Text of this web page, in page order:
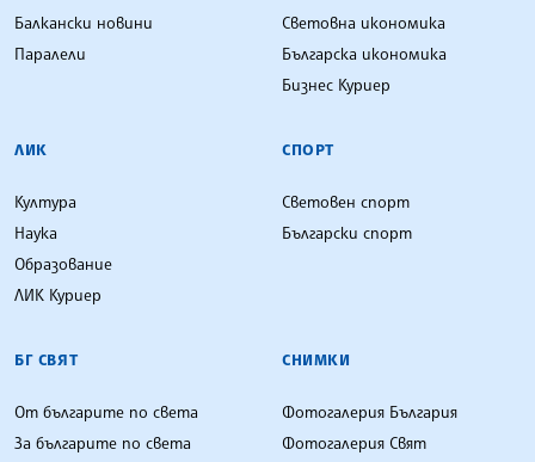
Балкански новини
Паралели
Световна икономика
Българска икономика
Бизнес Куриер
ЛИК
Култура
Наука
Образование
ЛИК Куриер
СПОРТ
Световен спорт
Български спорт
БГ СВЯТ
От българите по света
За българите по света
СНИМКИ
Фотогалерия България
Фотогалерия Свят